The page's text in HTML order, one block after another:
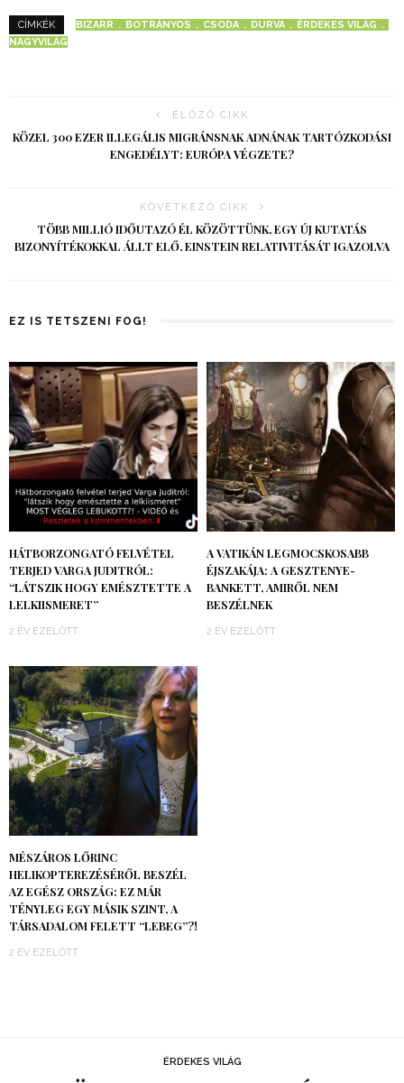
CÍMKÉK BIZARR BOTRÁNYOS CSODA DURVA
ÉRDEKES VILÁG
NAGYVILÁG
ELŐZŐ CIKK
KÖZEL 300 EZER ILLEGÁLIS MIGRÁNSNAK ADNÁNAK TARTÓZKODÁSI
ENGEDÉLYT: EURÓPA VÉGZETE?
KÖVETKEZŐ CIKK
TÖBB MILLIÓ IDŐUTAZÓ ÉL KÖZÖTTÜNK, EGY ÚJ KUTATÁS
BIZONYÍTÉKOKKAL ÁLLT ELŐ, EINSTEIN RELATIVITÁSÁT IGAZOLVA
EZ IS TETSZENI FOG!
HÁTBORZONGATÓ FELVÉTEL
TERJED VARGA JUDITRÓL:
“LÁTSZIK HOGY EMÉSZTETTE A
LELKIISMERET”
2 ÉV EZELŐTT
A VATIKÁN LEGMOCSKOSABB
ÉJSZAKÁJA: A GESZTENYE-
BANKETT, AMIRŐL NEM
BESZÉLNEK
2 ÉV EZELŐTT
MÉSZÁROS LŐRINC
HELIKOPTEREZÉSÉRŐL BESZÉL
AZ EGÉSZ ORSZÁG: EZ MÁR
TÉNYLEG EGY MÁSIK SZINT, A
TÁRSADALOM FELETT “LEBEG”?!
2 ÉV EZELŐTT
ÉRDEKES VILÁG